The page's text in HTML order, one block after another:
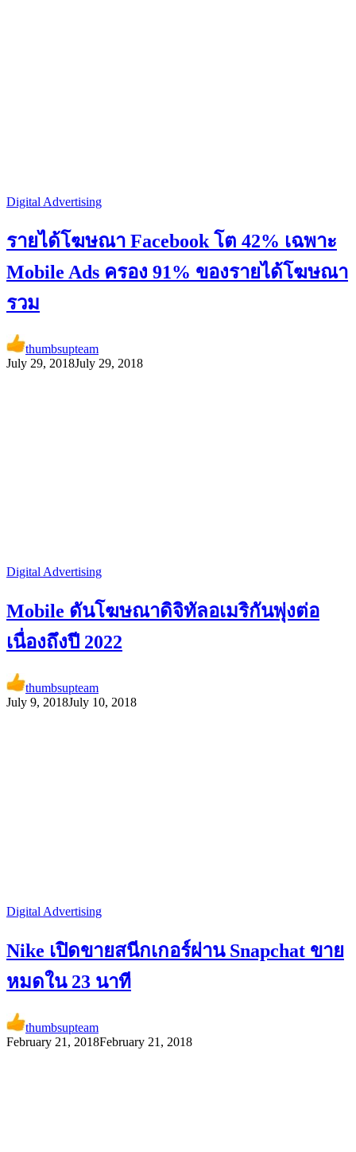
Digital Advertising
รายได้โฆษณา Facebook โต 42% เฉพาะ
Mobile Ads ครอง 91% ของรายได้โฆษณา
รวม
thumbsupteam
July 29, 2018July 29, 2018
Digital Advertising
Mobile ดันโฆษณาดิจิทัลอเมริกันพุ่งต่อ
เนื่องถึงปี 2022
thumbsupteam
July 9, 2018July 10, 2018
Digital Advertising
Nike เปิดขายสนีกเกอร์ผ่าน Snapchat ขาย
หมดใน 23 นาที
thumbsupteam
February 21, 2018February 21, 2018